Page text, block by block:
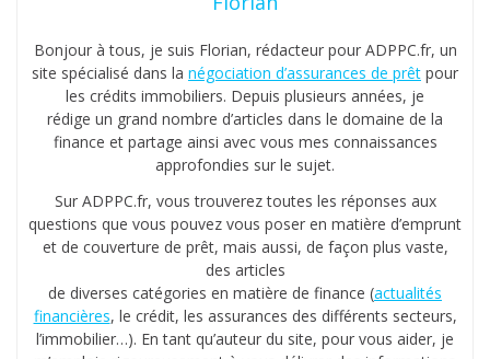
Bonjour à tous, je suis Florian, rédacteur pour ADPPC.fr, un
site spécialisé dans la négociation d’assurances de prêt pour
les crédits immobiliers. Depuis plusieurs années, je
rédige un grand nombre d’articles dans le domaine de la
finance et partage ainsi avec vous mes connaissances
approfondies sur le sujet.
Sur ADPPC.fr, vous trouverez toutes les réponses aux
questions que vous pouvez vous poser en matière d’emprunt
et de couverture de prêt, mais aussi, de façon plus vaste,
des articles
de diverses catégories en matière de finance (actualités
financières, le crédit, les assurances des différents secteurs,
l’immobilier…). En tant qu’auteur du site, pour vous aider, je